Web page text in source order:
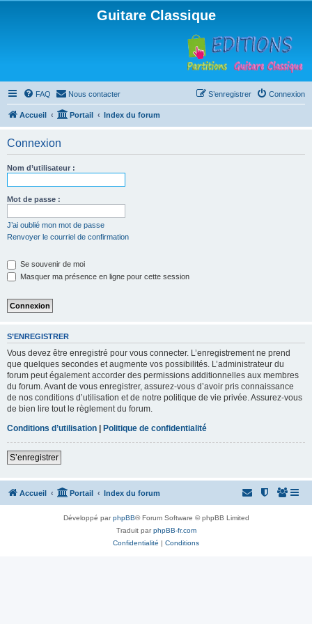
Guitare Classique
FAQ Nous contacter Connexion
S’enregistrer
Accueil Portail Index du forum
Connexion
Nom d’utilisateur :
Mot de passe :
J’ai oublié mon mot de passe
Renvoyer le courriel de confirmation
Se souvenir de moi
Masquer ma présence en ligne pour cette session
S’ENREGISTRER
Vous devez être enregistré pour vous connecter. L’enregistrement ne prend
que quelques secondes et augmente vos possibilités. L’administrateur du
forum peut également accorder des permissions additionnelles aux membres
du forum. Avant de vous enregistrer, assurez-vous d’avoir pris connaissance
de nos conditions d’utilisation et de notre politique de vie privée. Assurez-vous
de bien lire tout le règlement du forum.
Conditions d’utilisation | Politique de confidentialité
S’enregistrer
Accueil Portail Index du forum
Développé parphpBB® Forum Software © phpBB Limited
Traduit parphpBB-fr.com
Confidentialité | Conditions